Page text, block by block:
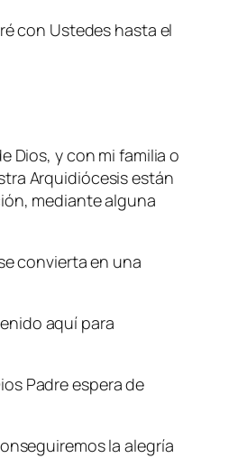
con Ustedes hasta el
Dios, y con mi familia o
Arquidiócesis están
mediante alguna
convierta en una
aquí para
Padre espera de
la alegría